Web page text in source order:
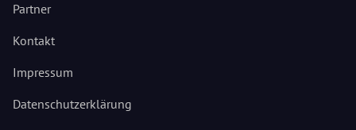
Partner
Kontakt
Impressum
Datenschutzerklärung